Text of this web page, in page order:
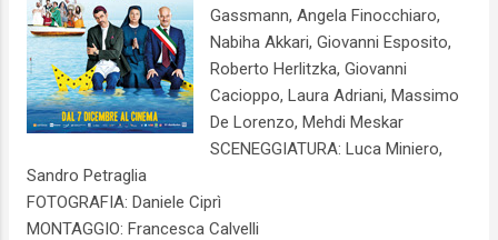
Gassmann, Angela Finocchiaro,
Nabiha Akkari, Giovanni Esposito,
Roberto Herlitzka, Giovanni
Cacioppo, Laura Adriani, Massimo
De Lorenzo, Mehdi Meskar
SCENEGGIATURA: Luca Miniero,
Sandro Petraglia
FOTOGRAFIA: Daniele Ciprì
MONTAGGIO: Francesca Calvelli